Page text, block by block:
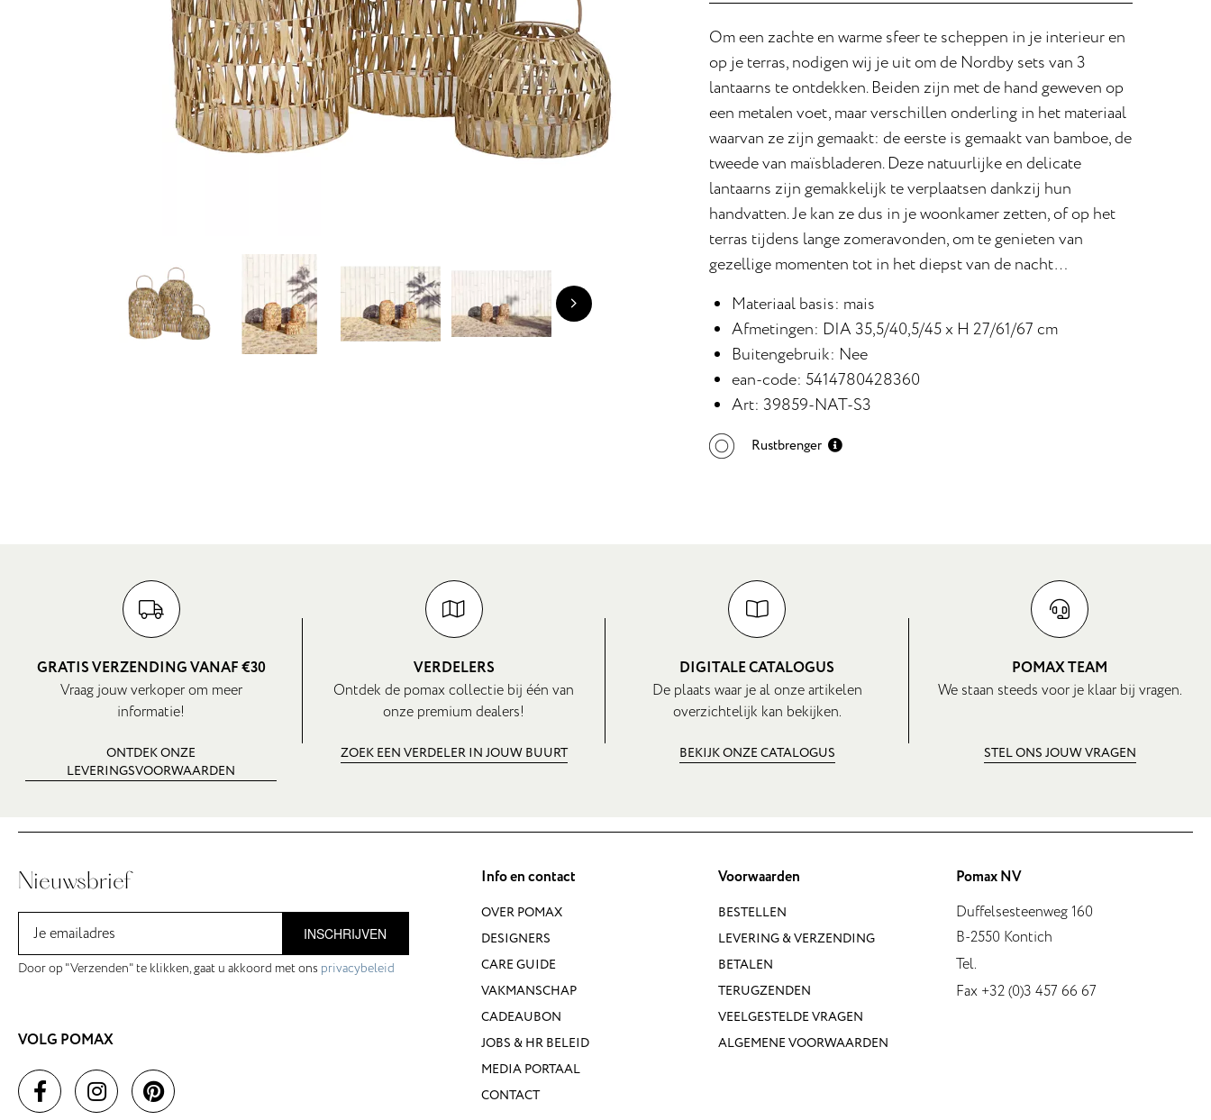
Om een zachte en warme sfeer te scheppen in je interieur en
op je terras, nodigen wij je uit om de Nordby sets van 3
lantaarns te ontdekken. Beiden zijn met de hand geweven op
een metalen voet, maar verschillen onderling in het materiaal
waarvan ze zijn gemaakt: de eerste is gemaakt van bamboe, de
tweede van maïsbladeren. Deze natuurlijke en delicate
lantaarns zijn gemakkelijk te verplaatsen dankzij hun
handvatten. Je kan ze dus in je woonkamer zetten, of op het
terras tijdens lange zomeravonden, om te genieten van
gezellige momenten tot in het diepst van de nacht…
Materiaal basis: mais
Afmetingen: DIA 35,5/40,5/45 x H 27/61/67 cm
Buitengebruik: Nee
ean-code: 5414780428360
Art: 39859-NAT-S3
Rustbrenger
GRATIS VERZENDING VANAF €30
Vraag jouw verkoper om meer
informatie!
ONTDEK ONZE
LEVERINGSVOORWAARDEN
VERDELERS
Ontdek de pomax collectie bij één van
onze premium dealers!
ZOEK EEN VERDELER IN JOUW BUURT
DIGITALE CATALOGUS
De plaats waar je al onze artikelen
overzichtelijk kan bekijken.
BEKIJK ONZE CATALOGUS
POMAX TEAM
We staan steeds voor je klaar bij vragen.
STEL ONS JOUW VRAGEN
Nieuwsbrief
INSCHRIJVEN
Door op "Verzenden" te klikken, gaat u akkoord met ons privacybeleid
VOLG POMAX
Info en contact
OVER POMAX
DESIGNERS
CARE GUIDE
VAKMANSCHAP
CADEAUBON
JOBS & HR BELEID
MEDIA PORTAAL
CONTACT
Voorwaarden
BESTELLEN
LEVERING & VERZENDING
BETALEN
TERUGZENDEN
VEELGESTELDE VRAGEN
ALGEMENE VOORWAARDEN
Pomax NV
Duffelsesteenweg 160
B-2550 Kontich
Tel.
Fax +32 (0)3 457 66 67